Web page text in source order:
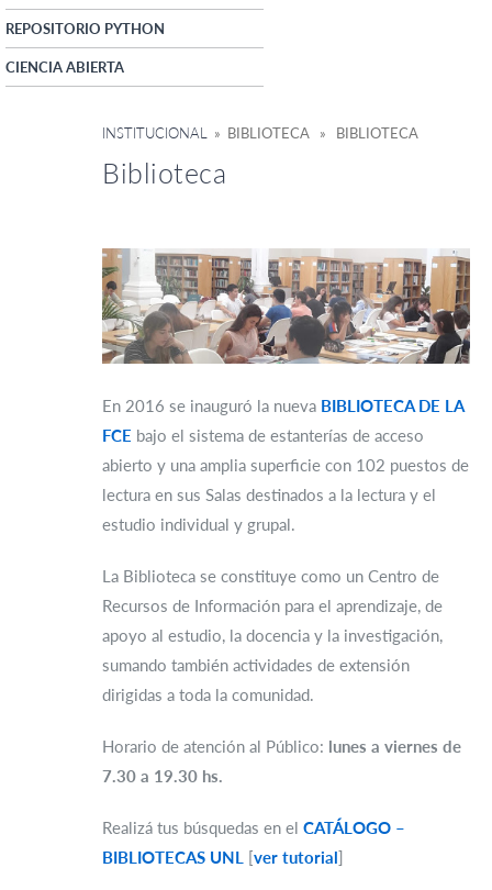
REPOSITORIO PYTHON
CIENCIA ABIERTA
INSTITUCIONAL » BIBLIOTECA » BIBLIOTECA
Biblioteca
En 2016 se inauguró la nueva BIBLIOTECA DE LA
FCE bajo el sistema de estanterías de acceso
abierto y una amplia superficie con 102 puestos de
lectura en sus Salas destinados a la lectura y el
estudio individual y grupal.
La Biblioteca se constituye como un Centro de
Recursos de Información para el aprendizaje, de
apoyo al estudio, la docencia y la investigación,
sumando también actividades de extensión
dirigidas a toda la comunidad.
Horario de atención al Público: lunes a viernes de
7.30 a 19.30 hs.
Realizá tus búsquedas en el CATÁLOGO –
BIBLIOTECAS UNL [ver tutorial]